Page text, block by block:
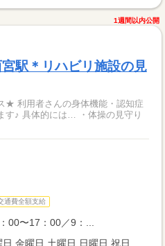
1週間以内公開
宮駅＊リハビリ施設の見
★ 利用者さんの身体機能・認知症
見守り
通費全額支給
〜17：00／9：...
金曜日 土曜日 日曜日 祝日